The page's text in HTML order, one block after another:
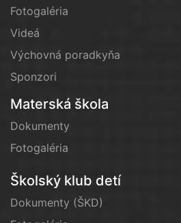
Fotogaléria
Videá
Výchovná poradkyňa
Sponzori
Materská škola
Dokumenty
Fotogaléria
Školský klub detí
Dokumenty (ŠKD)